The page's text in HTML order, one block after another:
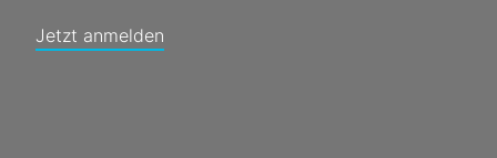
Jetzt anmelden